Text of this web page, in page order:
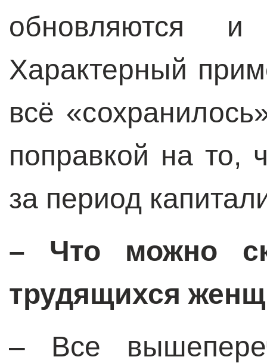
обновляются и
Характерный
всё
поправкой на то,
за период
– Что можно
трудящихся
– Все